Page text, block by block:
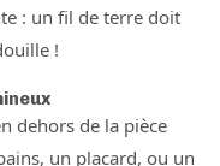
: un fil de terre doit
!
dehors de la pièce
un placard, ou un